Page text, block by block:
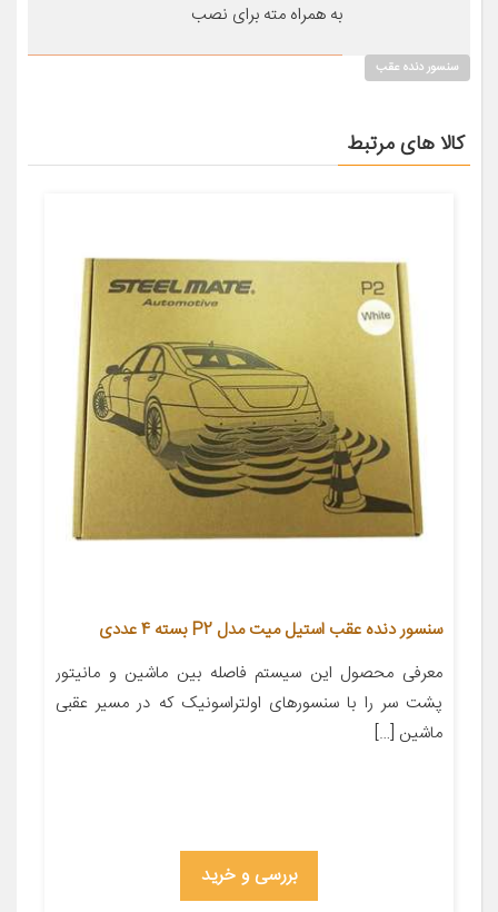
به همراه مته برای نصب
سنسور دنده عقب
کالا های مرتبط
سنسور دنده عقب استیل میت مدل P2 بسته 4 عددی
معرفی محصول این سیستم فاصله بین ماشین و مانیتور
پشت سر را با سنسورهای اولتراسونیک که در مسیر عقبی
ماشین […]
بررسی و خرید